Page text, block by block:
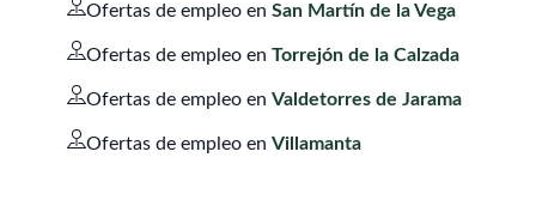
Ofertas de empleo en San Martín de la Vega
Ofertas de empleo en Torrejón de la Calzada
Ofertas de empleo en Valdetorres de Jarama
Ofertas de empleo en Villamanta